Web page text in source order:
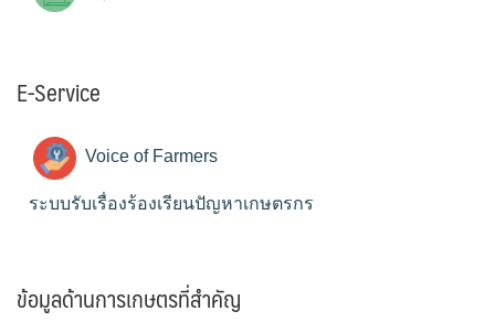
E-Service
Voice of Farmers
ระบบรับเรื่องร้องเรียนปัญหาเกษตรกร
ข้อมูลด้านการเกษตรที่สำคัญ